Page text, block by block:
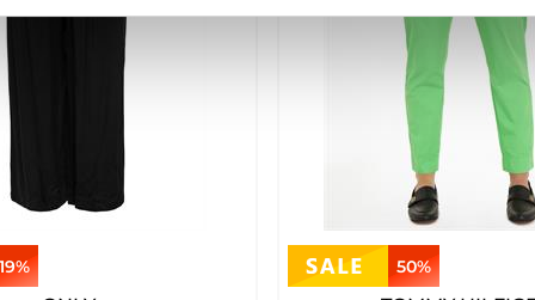
eine klare, angezogene Wirkung behalten.
19% 50%